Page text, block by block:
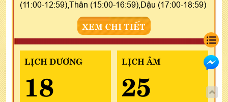
(11:00-12:59),Thân (15:00-16:59),Dậu (17:00-18:59)
XEM CHI TIẾT
LỊCH DƯƠNG
18
LỊCH ÂM
25